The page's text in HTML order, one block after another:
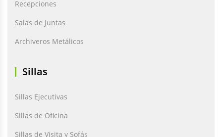
Recepciones
Salas de Juntas
Archiveros Metálicos
Sillas
Sillas Ejecutivas
Sillas de Oficina
Sillas de Visita y Sofás